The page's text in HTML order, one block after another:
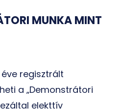
MUNKA MINT
regisztrált
a „Demonstrátori
elekttív